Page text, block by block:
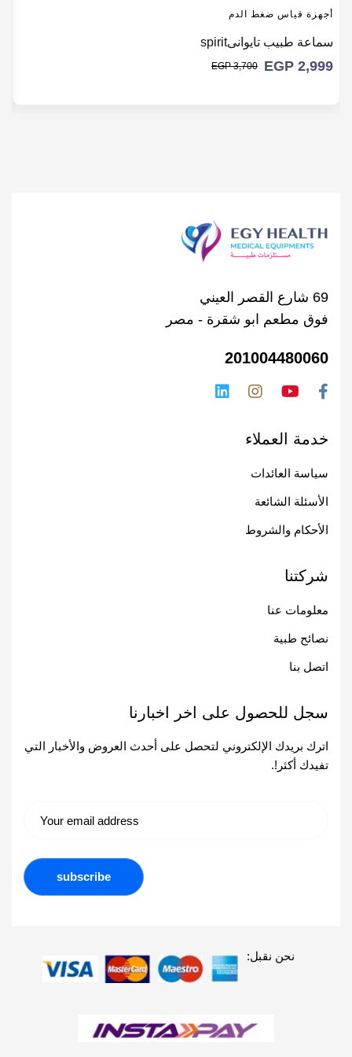
أجهزة قياس ضغط الدم
سماعة طبيب تايوانىspirit
EGP 2,999
EGP3,700
69 شارع القصر العيني
فوق مطعم ابو شقرة - مصر
201004480060
خدمة العملاء
سياسة العائدات
الأسئلة الشائعة
الأحكام والشروط
شركتنا
معلومات عنا
نصائح طبية
اتصل بنا
سجل للحصول على اخر اخبارنا
اترك بريدك الإلكتروني لتحصل على أحدث العروض والأخبار التي
تفيدك أكثر!.
نحن نقبل: